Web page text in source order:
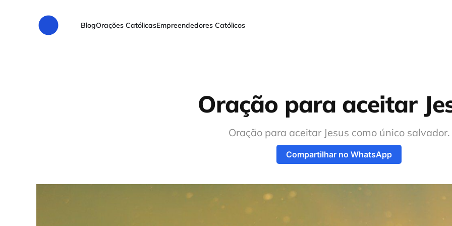
BlogOrações CatólicasEmpreendedores Católicos
Oração para aceitar
Oração para aceitar Jesus como único salvador.
Compartilhar no WhatsApp